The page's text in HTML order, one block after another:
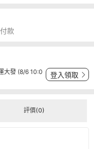
款
大發 (8/6 10:0
登入領取
評價(0)